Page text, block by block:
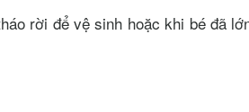
rời để vệ sinh hoặc khi bé đã